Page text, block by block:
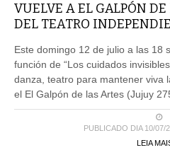
VUELVE A EL GALPÓN
DEL TEATRO
Este domingo 12 de julio a las 18
función de “Los cuidados
danza, teatro para mantener viva
el El Galpón de las Artes (Jujuy
PUBLICADO DIA 10/07/
LEIA